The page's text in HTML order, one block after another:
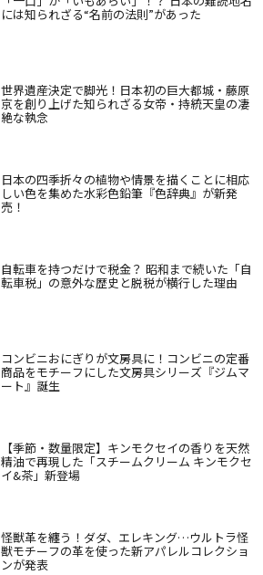
には知られざる“名前の法則”があった
世界遺産決定で脚光！日本初の巨大都城・藤原
京を創り上げた知られざる女帝・持統天皇の凄
絶な執念
日本の四季折々の植物や情景を描くことに相応
しい色を集めた水彩色鉛筆『色辞典』が新発
売！
自転車を持つだけで税金？ 昭和まで続いた「自
転車税」の意外な歴史と脱税が横行した理由
コンビニおにぎりが文房具に！コンビニの定番
商品をモチーフにした文房具シリーズ『ジムマ
ート』誕生
【季節・数量限定】キンモクセイの香りを天然
精油で再現した「スチームクリーム キンモクセ
イ&茶」新登場
怪獣革を纏う！ダダ、エレキング…ウルトラ怪
獣モチーフの革を使った新アパレルコレクショ
ンが発表